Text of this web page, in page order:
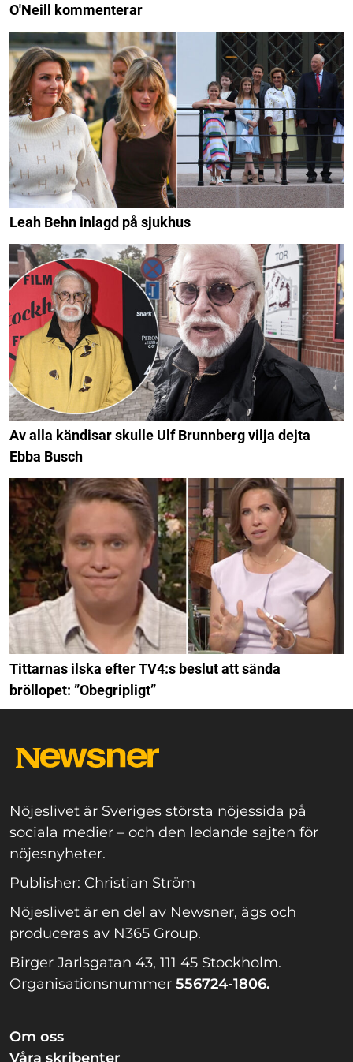
O'Neill kommenterar
Leah Behn inlagd på sjukhus
Av alla kändisar skulle Ulf Brunnberg vilja dejta
Ebba Busch
Tittarnas ilska efter TV4:s beslut att sända
bröllopet: ”Obegripligt”
Nöjeslivet är Sveriges största nöjessida på
sociala medier – och den ledande sajten för
nöjesnyheter.
Publisher: Christian Ström
Nöjeslivet är en del av Newsner, ägs och
produceras av N365 Group.
Birger Jarlsgatan 43, 111 45 Stockholm.
Organisationsnummer 556724-1806.
Om oss
Våra skribenter